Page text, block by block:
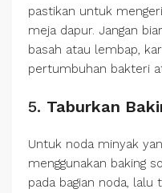
pastikan untuk
meja dapur. Jangan
basah atau lembap,
pertumbuhan bakteri
5. Taburkan
Untuk noda minyak
menggunakan baking
pada bagian noda, lalu